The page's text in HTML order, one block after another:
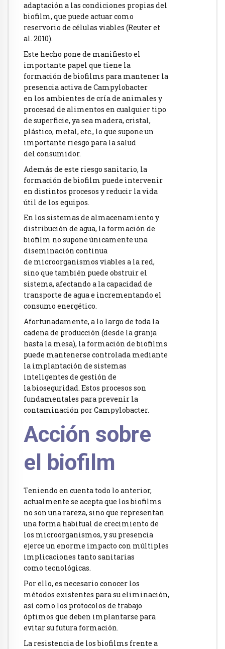
adaptación a las condiciones propias del
biofilm, que puede actuar como
reservorio de células viables (Reuter et
al. 2010).
Este hecho pone de manifiesto el
importante papel que tiene la
formación de biofilms para mantener la
presencia activa de Campylobacter
en los ambientes de cría de animales y
procesad de alimentos en cualquier tipo
de superficie, ya sea madera, cristal,
plástico, metal, etc., lo que supone un
importante riesgo para la salud
del consumidor.
Además de este riesgo sanitario, la
formación de biofilm puede intervenir
en distintos procesos y reducir la vida
útil de los equipos.
En los sistemas de almacenamiento y
distribución de agua, la formación de
biofilm no supone únicamente una
diseminación continua
de microorganismos viables a la red,
sino que también puede obstruir el
sistema, afectando a la capacidad de
transporte de agua e incrementando el
consumo energético.
Afortunadamente, a lo largo de toda la
cadena de producción (desde la granja
hasta la mesa), la formación de biofilms
puede mantenerse controlada mediante
la implantación de sistemas
inteligentes de gestión de
la bioseguridad. Estos procesos son
fundamentales para prevenir la
contaminación por Campylobacter.
Acción sobre
el biofilm
Teniendo en cuenta todo lo anterior,
actualmente se acepta que los biofilms
no son una rareza, sino que representan
una forma habitual de crecimiento de
los microorganismos, y su presencia
ejerce un enorme impacto con múltiples
implicaciones tanto sanitarias
como tecnológicas.
Por ello, es necesario conocer los
métodos existentes para su eliminación,
así como los protocolos de trabajo
óptimos que deben implantarse para
evitar su futura formación.
La resistencia de los biofilms frente a